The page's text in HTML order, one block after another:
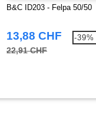
B&C ID203 - Felpa 50/50
13,88 CHF
22,91 CHF
-39%